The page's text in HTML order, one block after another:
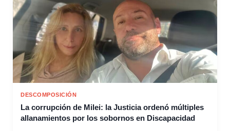
DESCOMPOSICIÓN
La corrupción de Milei: la Justicia ordenó múltiples
allanamientos por los sobornos en Discapacidad